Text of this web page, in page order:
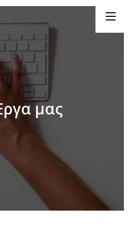
Menu
μας